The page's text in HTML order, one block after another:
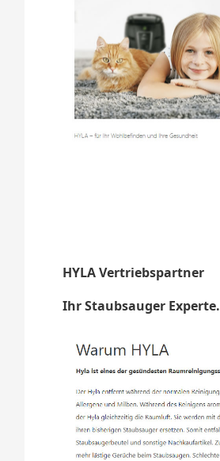
HYLA Vertriebspartner
Ihr Staubsauger Experte.